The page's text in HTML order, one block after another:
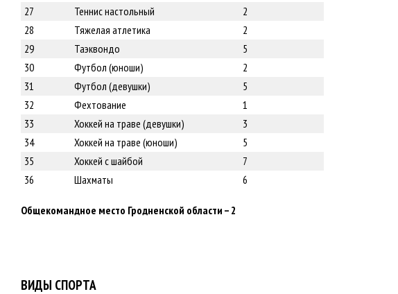
27
Теннис настольный
2
28
Тяжелая атлетика
2
29
Таэквондо
5
30
Футбол (юноши)
2
31
Футбол (девушки)
5
32
Фехтование
1
33
Хоккей на траве (девушки)
3
34
Хоккей на траве (юноши)
5
35
Хоккей с шайбой
7
36
Шахматы 6
Общекомандное место Гродненской области – 2
ВИДЫ СПОРТА